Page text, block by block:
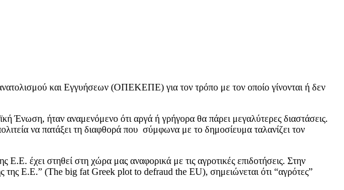
και Εγγυήσεων (ΟΠΕΚΕΠΕ) για τον τρόπο με τον οποίο γίνονται ή δεν
Ένωση, ήταν αναμενόμενο ότι αργά ή γρήγορα θα πάρει μεγαλύτερες διαστάσεις.
να πατάξει τη διαφθορά που σύμφωνα με το δημοσίευμα ταλανίζει τον
έχει στηθεί στη χώρα μας αναφορικά με τις αγροτικές επιδοτήσεις. Στην
της Ε.Ε.” (The big fat Greek plot to defraud the EU), σημειώνεται ότι “αγρότες”